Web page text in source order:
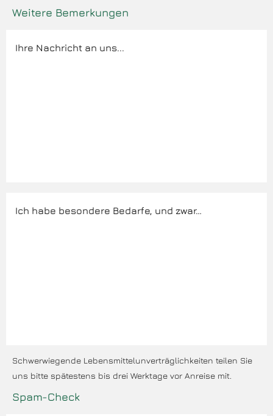
Weitere Bemerkungen
Schwerwiegende Lebensmittelunverträglichkeiten teilen Sie
uns bitte spätestens bis drei Werktage vor Anreise mit.
Spam-Check